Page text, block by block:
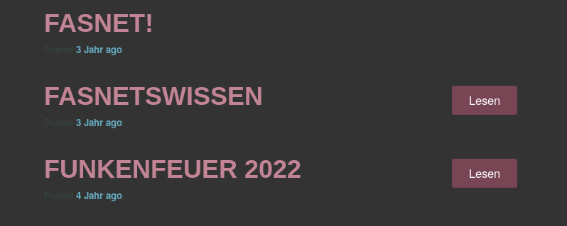
FASNET!
3 Jahrago.
FASNETSWISSEN Lesen
3 Jahrago.
FUNKENFEUER 2022 Lesen
4 Jahrago.